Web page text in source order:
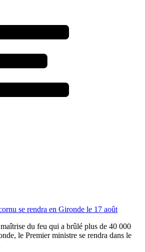
se rendra en Gironde le 17 août
du feu qui a brûlé plus de 40 000
le Premier ministre se rendra dans le